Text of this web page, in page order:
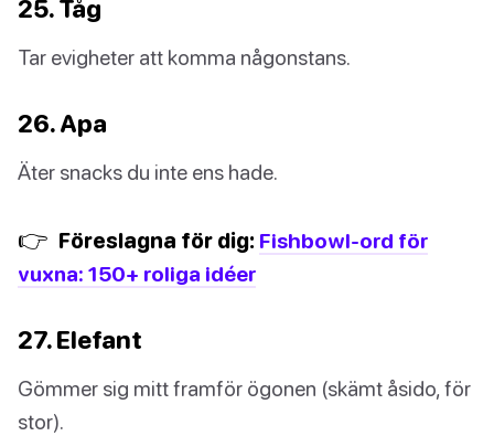
25. Tåg
Tar evigheter att komma någonstans.
26. Apa
Äter snacks du inte ens hade.
👉 Föreslagna för dig: Fishbowl-ord för
vuxna: 150+ roliga idéer
27. Elefant
Gömmer sig mitt framför ögonen (skämt åsido, för
stor).